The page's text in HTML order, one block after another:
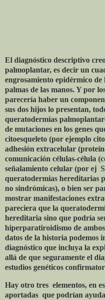
El diagnóstico descriptivo
palmoplantar, es decir un
engrosamiento epidérmico de
palmas de las manos. Y por
parecería haber un
sus dos hijos lo presentan,
queratodermias
de mutaciones en los genes
citoesqueleto (por ejemplo
adhesión extracelular
comunicación células-célula
señalamiento celular (por ej
queratodermias hereditarias
no sindrómicas), o bien ser
mostrar manifestaciones
pareciera que la
hereditaria sino que podría
hiperparatiroidismo de
datos de la historia podemos
diagnóstico que incluya la
allá de que seguramente el
estudios genéticos
Hay otro tres elementos, en
aportadas que podrían